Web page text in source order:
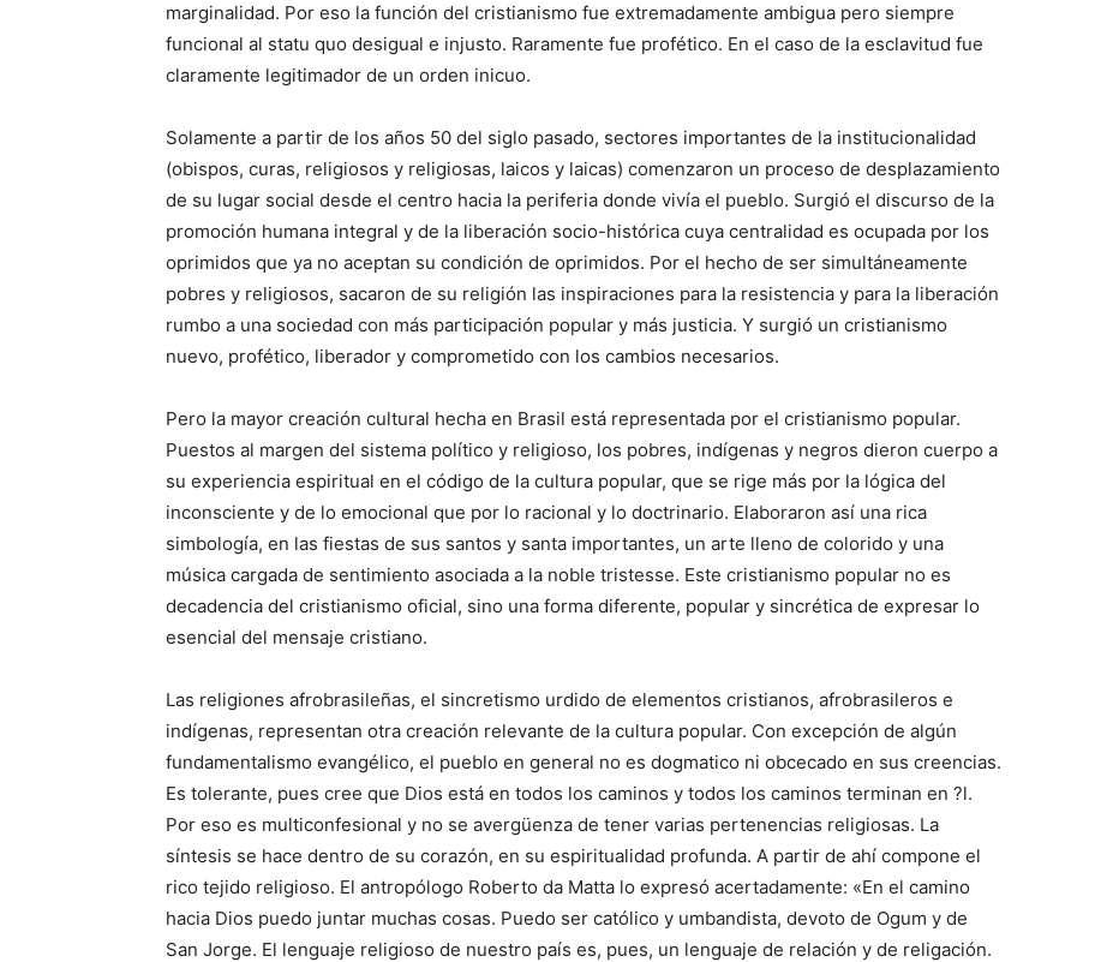
marginalidad. Por eso la función del cristianismo fue extremadamente ambigua pero siempre
funcional al statu quo desigual e injusto. Raramente fue profético. En el caso de la esclavitud fue
claramente legitimador de un orden inicuo.
Solamente a partir de los años 50 del siglo pasado, sectores importantes de la institucionalidad
(obispos, curas, religiosos y religiosas, laicos y laicas) comenzaron un proceso de desplazamiento
de su lugar social desde el centro hacia la periferia donde vivía el pueblo. Surgió el discurso de la
promoción humana integral y de la liberación socio-histórica cuya centralidad es ocupada por los
oprimidos que ya no aceptan su condición de oprimidos. Por el hecho de ser simultáneamente
pobres y religiosos, sacaron de su religión las inspiraciones para la resistencia y para la liberación
rumbo a una sociedad con más participación popular y más justicia. Y surgió un cristianismo
nuevo, profético, liberador y comprometido con los cambios necesarios.
Pero la mayor creación cultural hecha en Brasil está representada por el cristianismo popular.
Puestos al margen del sistema político y religioso, los pobres, indígenas y negros dieron cuerpo a
su experiencia espiritual en el código de la cultura popular, que se rige más por la lógica del
inconsciente y de lo emocional que por lo racional y lo doctrinario. Elaboraron así una rica
simbología, en las fiestas de sus santos y santa importantes, un arte lleno de colorido y una
música cargada de sentimiento asociada a la noble tristesse. Este cristianismo popular no es
decadencia del cristianismo oficial, sino una forma diferente, popular y sincrética de expresar lo
esencial del mensaje cristiano.
Las religiones afrobrasileñas, el sincretismo urdido de elementos cristianos, afrobrasileros e
indígenas, representan otra creación relevante de la cultura popular. Con excepción de algún
fundamentalismo evangélico, el pueblo en general no es dogmatico ni obcecado en sus creencias.
Es tolerante, pues cree que Dios está en todos los caminos y todos los caminos terminan en ?l.
Por eso es multiconfesional y no se avergüenza de tener varias pertenencias religiosas. La
síntesis se hace dentro de su corazón, en su espiritualidad profunda. A partir de ahí compone el
rico tejido religioso. El antropólogo Roberto da Matta lo expresó acertadamente: «En el camino
hacia Dios puedo juntar muchas cosas. Puedo ser católico y umbandista, devoto de Ogum y de
San Jorge. El lenguaje religioso de nuestro país es, pues, un lenguaje de relación y de religación.